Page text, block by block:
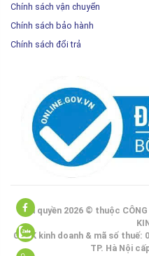
Chính sách vận chuyển
Chính sách bảo hành
Chính sách đổi trả
Bản quyền 2026 © thuộc
GPDK kinh doanh & mã số
TP. Hà Nội